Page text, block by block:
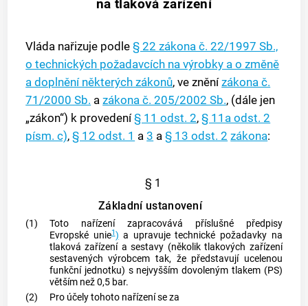
na tlaková zařízení
Vláda nařizuje podle§ 22zákona č. 22/1997 Sb.,
o technických požadavcích na výrobky a o změně
a doplnění některých zákonů, ve zněnízákona č.
71/2000 Sb. azákona č. 205/2002 Sb., (dále jen
„zákon“) k provedení§ 11 odst. 2,§ 11a odst. 2
písm. c),§ 12 odst. 1 a3 a§ 13 odst. 2 zákona:
§ 1
Základní ustanovení
(1)
Toto nařízení zapracovává příslušné předpisy
Evropské unie1) a upravuje technické požadavky na
tlaková zařízení a sestavy (několik tlakových zařízení
sestavenýchvýrobcem tak, že představují ucelenou
funkční jednotku) s nejvyšším dovoleným tlakem (PS)
větším než 0,5 bar.
(2)
Pro účely tohoto nařízení se za